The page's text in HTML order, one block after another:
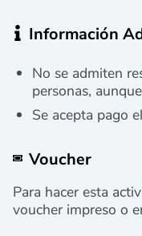
Información
No se admiten
personas,
Se acepta pago
Voucher
Para hacer esta
voucher impreso o